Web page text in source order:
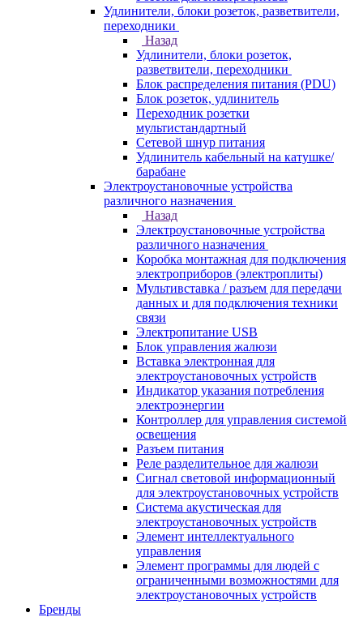
Удлинители, блоки розеток, разветвители,
переходники
Назад
Удлинители, блоки розеток,
разветвители, переходники
Блок распределения питания (PDU)
Блок розеток, удлинитель
Переходник розетки
мультистандартный
Сетевой шнур питания
Удлинитель кабельный на катушке/
барабане
Электроустановочные устройства
различного назначения
Назад
Электроустановочные устройства
различного назначения
Коробка монтажная для подключения
электроприборов (электроплиты)
Мультивставка / разъем для передачи
данных и для подключения техники
связи
Электропитание USB
Блок управления жалюзи
Вставка электронная для
электроустановочных устройств
Индикатор указания потребления
электроэнергии
Контроллер для управления системой
освещения
Разъем питания
Реле разделительное для жалюзи
Сигнал световой информационный
для электроустановочных устройств
Система акустическая для
электроустановочных устройств
Элемент интеллектуального
управления
Элемент программы для людей с
ограниченными возможностями для
электроустановочных устройств
Бренды